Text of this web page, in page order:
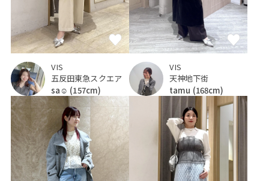
VIS
五反田東急スクエア
sa☺︎ (157cm)
VIS
天神地下街
tamu (168cm)